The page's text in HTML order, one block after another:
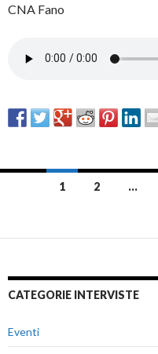
CNA Fano
articoli
1 2 …
CATEGORIE INTERVISTE
Eventi